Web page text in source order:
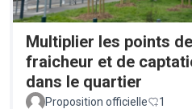
Multiplier les points
fraicheur et de
dans le quartier
Proposition officielle 1